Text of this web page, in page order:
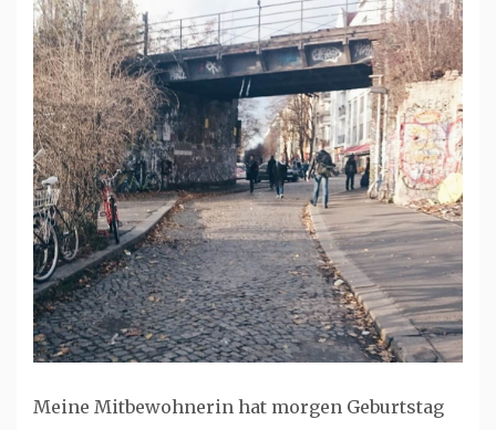
Meine Mitbewohnerin hat morgen Geburtstag